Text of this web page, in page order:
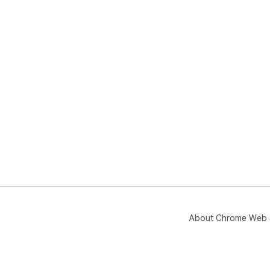
About Chrome Web